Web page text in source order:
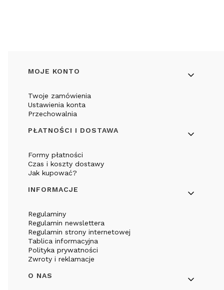
Linki w stopce
MOJE KONTO
Twoje zamówienia
Ustawienia konta
Przechowalnia
PŁATNOŚCI I DOSTAWA
Formy płatności
Czas i koszty dostawy
Jak kupować?
INFORMACJE
Regulaminy
Regulamin newslettera
Regulamin strony internetowej
Tablica informacyjna
Polityka prywatności
Zwroty i reklamacje
O NAS